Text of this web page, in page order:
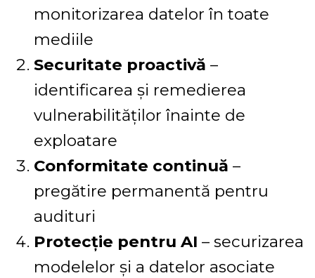
monitorizarea datelor în toate
mediile
Securitate proactivă –
identificarea și remedierea
vulnerabilităților înainte de
exploatare
Conformitate continuă –
pregătire permanentă pentru
audituri
Protecție pentru AI – securizarea
modelelor și a datelor asociate